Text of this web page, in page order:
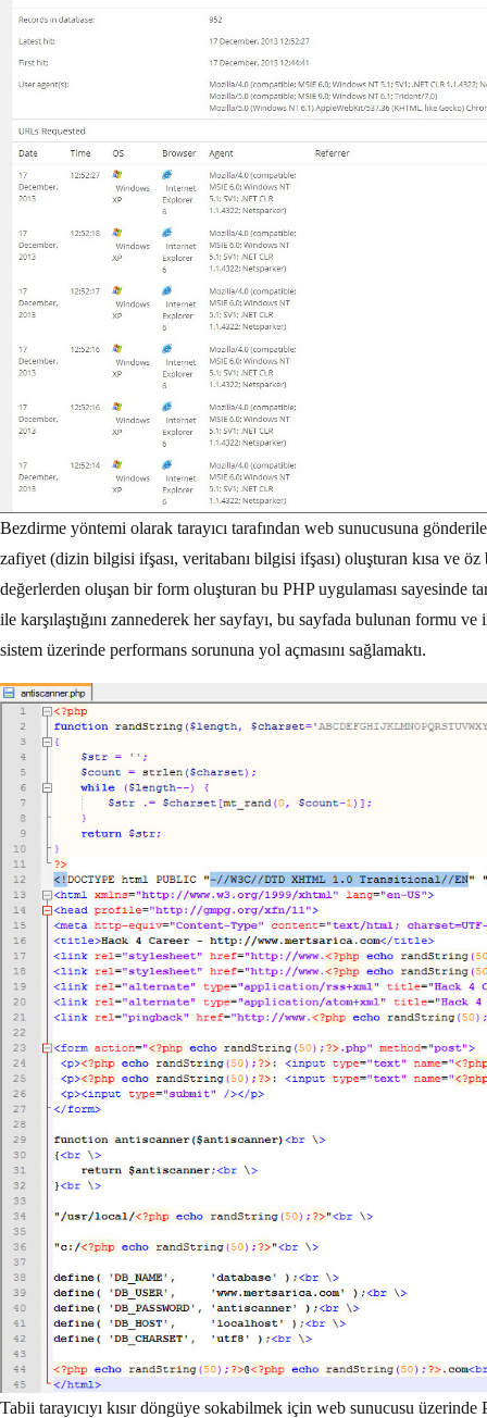
Bezdirme yöntemi olarak tarayıcı tarafından web sunucusuna
zafiyet (dizin bilgisi ifşası, veritabanı bilgisi ifşası) oluşturan kısa ve
değerlerden oluşan bir form oluşturan bu PHP uygulaması sayesinde
ile karşılaştığını zannederek her sayfayı, bu sayfada bulunan formu
sistem üzerinde performans sorununa yol açmasını sağlamaktı.
Tabii tarayıcıyı kısır döngüye sokabilmek için web sunucusu üzerinde